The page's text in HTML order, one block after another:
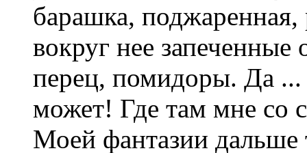
барашка,
вокруг нее
перец, помидоры. Да ...
может! Где там мне со
Моей фантазии дальше